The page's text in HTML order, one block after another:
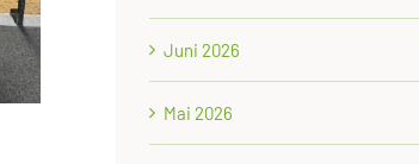
Juni 2026
Mai 2026